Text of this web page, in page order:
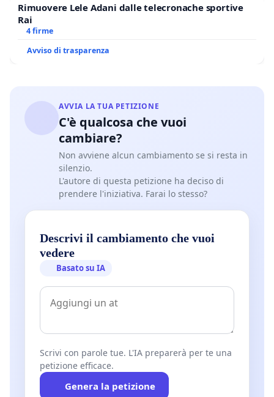
Rimuovere Lele Adani dalle telecronache sportive
Rai
4 firme
Avviso di trasparenza
AVVIA LA TUA PETIZIONE
C'è qualcosa che vuoi
cambiare?
Non avviene alcun cambiamento se si resta in
silenzio.
L'autore di questa petizione ha deciso di
prendere l'iniziativa. Farai lo stesso?
Descrivi il cambiamento che vuoi
vedere
Basato su IA
Scrivi con parole tue. L'IA preparerà per te una
petizione efficace.
Genera la petizione